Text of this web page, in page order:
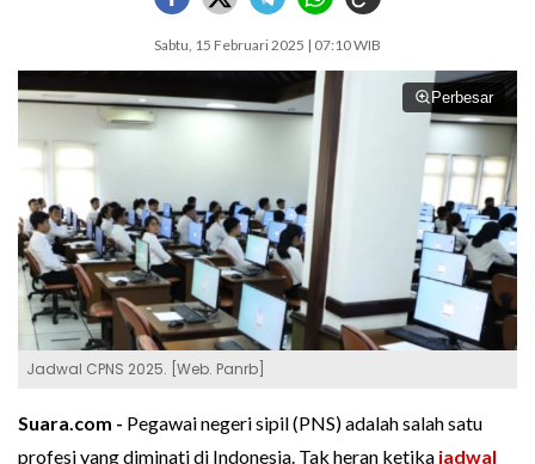
Sabtu, 15 Februari 2025 | 07:10 WIB
Perbesar
Jadwal CPNS 2025. [Web. Panrb]
Suara.com - Pegawai negeri sipil (PNS) adalah salah satu
profesi yang diminati di Indonesia. Tak heran ketika jadwal